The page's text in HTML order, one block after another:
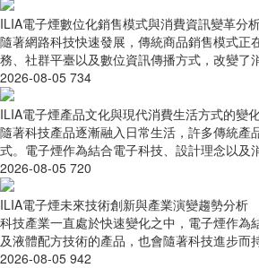
ILIA電子煙數位化銷售模式與消費資訊變革分
隨著網路科技快速發展，傳統商品銷售模式正
務、社群平臺以及數位資訊傳播方式，改變了
2026-08-05 734
ILIA電子煙產品文化與現代消費生活方式的變
隨著科技產品逐漸融入日常生活，許多傳統產
式。電子煙作為結合電子科技、設計理念以及
2026-08-05 720
ILIA電子煙未來技術創新與產業演變趨勢分析
科技產業一直處於快速變化之中，電子煙作為
及液體配方技術的產品，也會隨著科技進步而
2026-08-05 942